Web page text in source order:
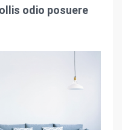
odio posuere